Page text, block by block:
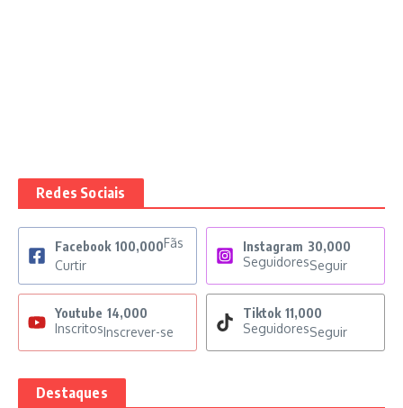
Redes Sociais
Facebook 100,000Fãs
Curtir
Instagram 30,000
SeguidoresSeguir
Youtube 14,000
InscritosInscrever-se
Tiktok 11,000
SeguidoresSeguir
Destaques